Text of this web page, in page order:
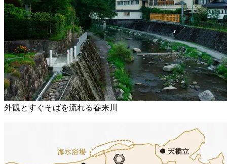
外観とすぐそばを流れる春来川